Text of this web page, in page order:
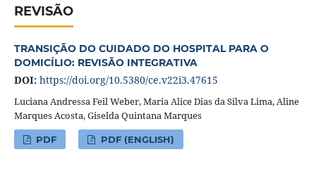
REVISÃO
TRANSIÇÃO DO CUIDADO DO HOSPITAL PARA O
DOMICÍLIO: REVISÃO INTEGRATIVA
DOI: https://doi.org/10.5380/ce.v22i3.47615
Luciana Andressa Feil Weber, Maria Alice Dias da Silva Lima, Aline
Marques Acosta, Giselda Quintana Marques
PDF PDF (ENGLISH)